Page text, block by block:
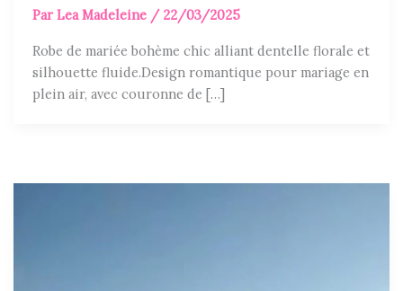
ParLea Madeleine / 22/03/2025
Robe de mariée bohème chic alliant dentelle florale et
silhouette fluide.Design romantique pour mariage en
plein air, avec couronne de […]